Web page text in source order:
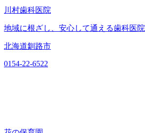
川村歯科医院
地域に根ざし、安心して通える歯科医院
北海道釧路市
0154-22-6522